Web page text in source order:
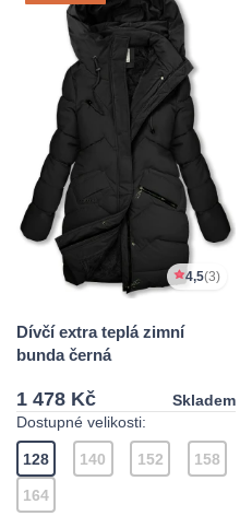
4,5(3)
Dívčí extra teplá zimní
bunda černá
1 478 Kč
Skladem
Dostupné velikosti:
128 140 152 158
164